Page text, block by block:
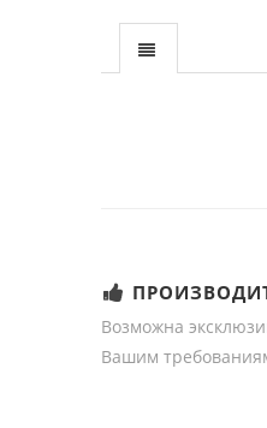
Возможна
Вашим